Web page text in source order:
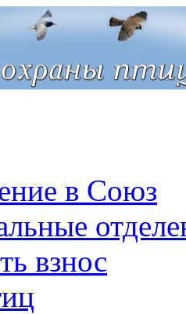
в Союз
взнос